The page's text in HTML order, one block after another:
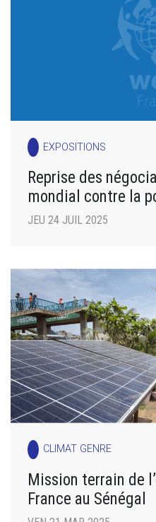
EXPOSITIONS
Reprise des
mondial contre la
JEU 24 JUIL 2025
CLIMAT GENRE
Mission terrain de
France au Sénégal